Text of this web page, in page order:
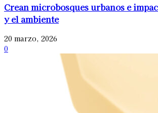
Crean microbosques urbanos e
y el ambiente
20 marzo, 2026
0